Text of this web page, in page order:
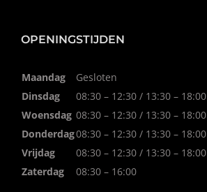
OPENINGSTIJDEN
Maandag
Gesloten
Dinsdag
08:30 – 12:30 / 13:30 – 18:00
Woensdag 08:30 – 12:30 / 13:30 – 18:00
Donderdag08:30 – 12:30 / 13:30 – 18:00
Vrijdag
08:30 – 12:30 / 13:30 – 18:00
Zaterdag
08:30 – 16:00